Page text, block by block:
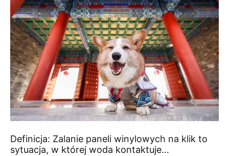
Definicja: Zalanie paneli winylowych na klik to
sytuacja, w której woda kontaktuje…